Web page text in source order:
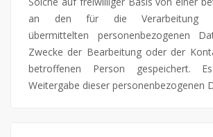
an den für die Verarbeitung
übermittelten personenbezogenen
Zwecke der Bearbeitung oder der
betroffenen Person gespeichert.
Weitergabe dieser personenbezogenen